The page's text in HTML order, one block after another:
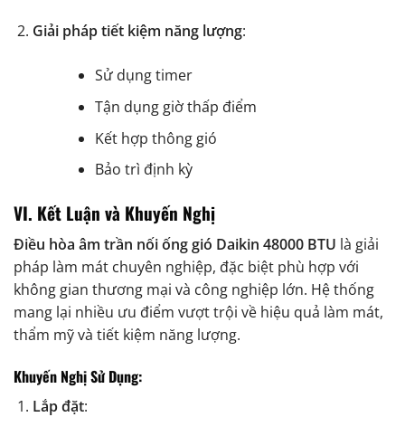
Giải pháp tiết kiệm năng lượng:
Sử dụng timer
Tận dụng giờ thấp điểm
Kết hợp thông gió
Bảo trì định kỳ
VI. Kết Luận và Khuyến Nghị
Điều hòa âm trần nối ống gió Daikin 48000 BTU là giải
pháp làm mát chuyên nghiệp, đặc biệt phù hợp với
không gian thương mại và công nghiệp lớn. Hệ thống
mang lại nhiều ưu điểm vượt trội về hiệu quả làm mát,
thẩm mỹ và tiết kiệm năng lượng.
Khuyến Nghị Sử Dụng:
Lắp đặt: